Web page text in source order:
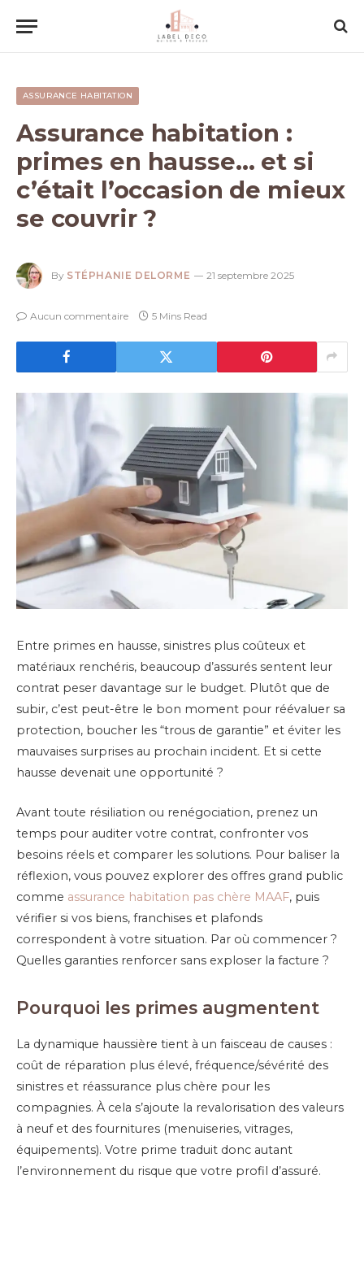
ASSURANCE HABITATION
Assurance habitation :
primes en hausse… et si
c’était l’occasion de mieux
se couvrir ?
By STÉPHANIE DELORME 21 septembre 2025
Aucun commentaire 5 Mins Read
Entre primes en hausse, sinistres plus coûteux et
matériaux renchéris, beaucoup d’assurés sentent leur
contrat peser davantage sur le budget. Plutôt que de
subir, c’est peut-être le bon moment pour réévaluer sa
protection, boucher les “trous de garantie” et éviter les
mauvaises surprises au prochain incident. Et si cette
hausse devenait une opportunité ?
Avant toute résiliation ou renégociation, prenez un
temps pour auditer votre contrat, confronter vos
besoins réels et comparer les solutions. Pour baliser la
réflexion, vous pouvez explorer des offres grand public
comme assurance habitation pas chère MAAF, puis
vérifier si vos biens, franchises et plafonds
correspondent à votre situation. Par où commencer ?
Quelles garanties renforcer sans exploser la facture ?
Pourquoi les primes augmentent
La dynamique haussière tient à un faisceau de causes :
coût de réparation plus élevé, fréquence/sévérité des
sinistres et réassurance plus chère pour les
compagnies. À cela s’ajoute la revalorisation des valeurs
à neuf et des fournitures (menuiseries, vitrages,
équipements). Votre prime traduit donc autant
l’environnement du risque que votre profil d’assuré.